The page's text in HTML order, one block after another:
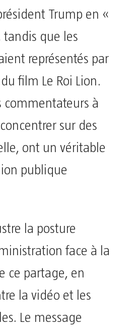
Trump en «
que les
représentés par
film Le Roi Lion.
commentateurs à
sur des
ont un véritable
publique
la posture
face à la
ce partage, en
la vidéo et les
Le message